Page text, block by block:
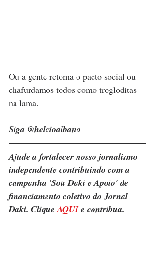
Ou a gente retoma o pacto social ou
chafurdamos todos como trogloditas
na lama.
Siga @helcioalbano
Ajude a fortalecer nosso jornalismo
independente contribuindo com a
campanha 'Sou Daki e Apoio' de
financiamento coletivo do Jornal
Daki. Clique AQUI e contribua.